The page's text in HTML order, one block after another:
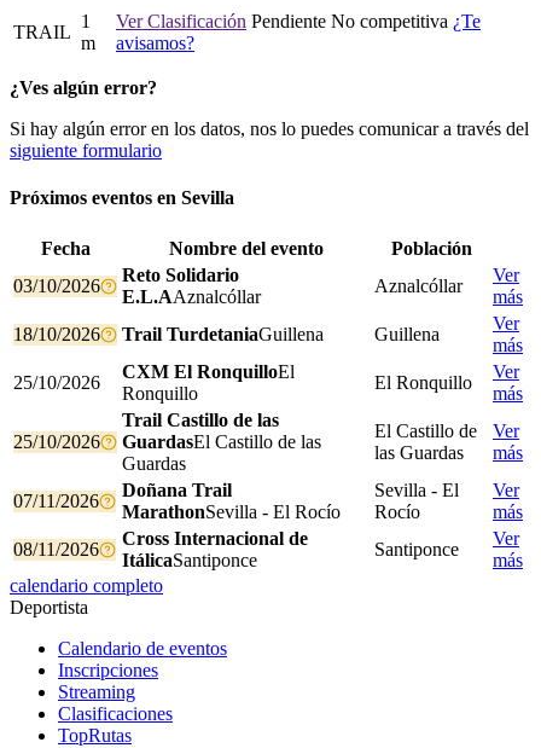
TRAIL
1
m
Ver Clasificación Pendiente No competitiva ¿Te
avisamos?
¿Ves algún error?
Si hay algún error en los datos, nos lo puedes comunicar a través del
siguiente formulario
Próximos eventos en Sevilla
Fecha Nombre del evento
Población
03/10/2026
Reto Solidario
E.L.AAznalcóllar
Aznalcóllar
Ver
más
18/10/2026
Trail TurdetaniaGuillena Guillena
Ver
más
25/10/2026
CXM El RonquilloEl
Ronquillo
El Ronquillo
Ver
más
25/10/2026
Trail Castillo de las
GuardasEl Castillo de las
Guardas
El Castillo de
las Guardas
Ver
más
07/11/2026
Doñana Trail
MarathonSevilla - El Rocío
Sevilla - El
Rocío
Ver
más
08/11/2026
Cross Internacional de
ItálicaSantiponce
Santiponce
Ver
más
calendario completo
Deportista
Calendario de eventos
Inscripciones
Streaming
Clasificaciones
TopRutas